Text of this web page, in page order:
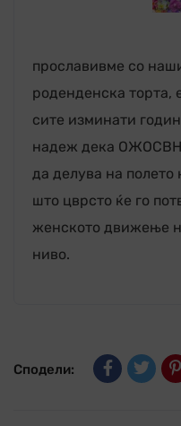
прославивме со
роденденска торта,
сите изминати
надеж дека ОЖОСВН
да делува на
што цврсто ќе го
женското движење
ниво.
Сподели: